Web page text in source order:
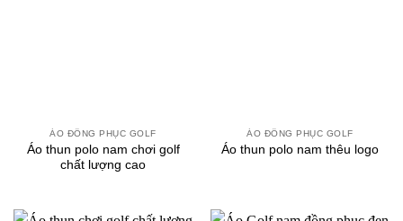
ÁO ĐỒNG PHỤC GOLF
Áo thun polo nam chơi golf
chất lượng cao
ÁO ĐỒNG PHỤC GOLF
Áo thun polo nam thêu logo